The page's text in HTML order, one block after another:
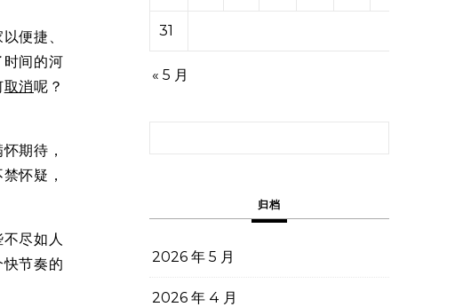
便捷、
间的河
取消呢？
期待，
怀疑，
尽如人
节奏的
31
« 5 月
归档
2026 年 5 月
2026 年 4 月